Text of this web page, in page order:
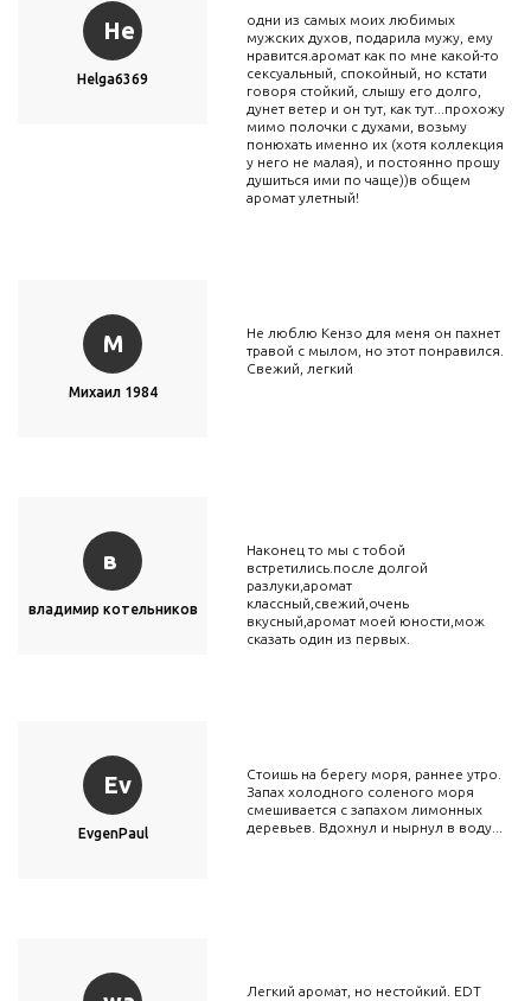
He
Helga6369
одни из самых моих любимых
мужских духов, подарила мужу, ему
нравится.аромат как по мне какой-то
сексуальный, спокойный, но кстати
говоря стойкий, слышу его долго,
дунет ветер и он тут, как тут...прохожу
мимо полочки с духами, возьму
понюхать именно их (хотя коллекция
у него не малая), и постоянно прошу
душиться ими по чаще))в общем
аромат улетный!
М
Михаил 1984
Не люблю Кензо для меня он пахнет
травой с мылом, но этот понравился.
Свежий, легкий
в
владимир котельников
Наконец то мы с тобой
встретились.после долгой
разлуки,аромат
классный,свежий,очень
вкусный,аромат моей юности,мож
сказать один из первых.
Ev
EvgenPaul
Стоишь на берегу моря, раннее утро.
Запах холодного соленого моря
смешивается с запахом лимонных
деревьев. Вдохнул и нырнул в воду...
Легкий аромат, но нестойкий. EDT